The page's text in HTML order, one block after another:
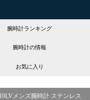
腕時計ランキング
腕時計の情報
お気に入り
メンズ腕時計 ステンレス